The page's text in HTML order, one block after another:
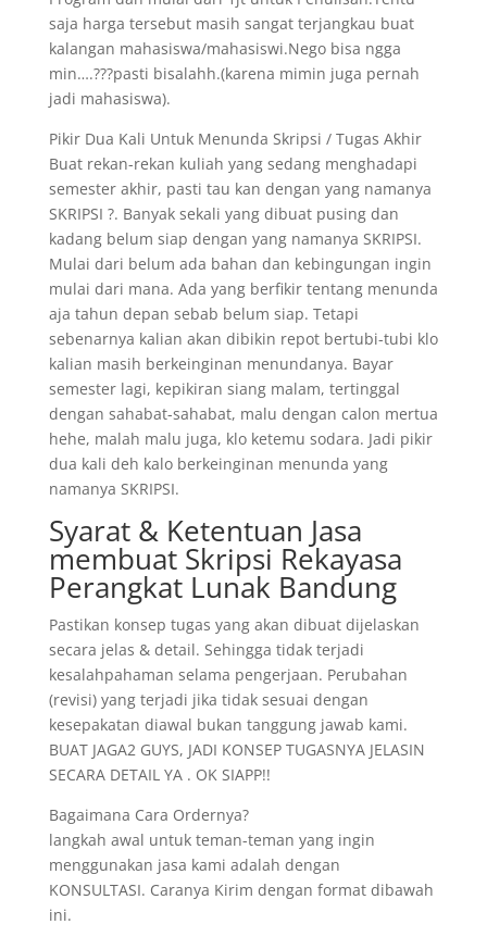
saja harga tersebut masih sangat terjangkau buat
kalangan mahasiswa/mahasiswi.Nego bisa ngga
min….???pasti bisalahh.(karena mimin juga pernah
jadi mahasiswa).
Pikir Dua Kali Untuk Menunda Skripsi / Tugas Akhir
Buat rekan-rekan kuliah yang sedang menghadapi
semester akhir, pasti tau kan dengan yang namanya
SKRIPSI ?. Banyak sekali yang dibuat pusing dan
kadang belum siap dengan yang namanya SKRIPSI.
Mulai dari belum ada bahan dan kebingungan ingin
mulai dari mana. Ada yang berfikir tentang menunda
aja tahun depan sebab belum siap. Tetapi
sebenarnya kalian akan dibikin repot bertubi-tubi klo
kalian masih berkeinginan menundanya. Bayar
semester lagi, kepikiran siang malam, tertinggal
dengan sahabat-sahabat, malu dengan calon mertua
hehe, malah malu juga, klo ketemu sodara. Jadi pikir
dua kali deh kalo berkeinginan menunda yang
namanya SKRIPSI.
Syarat & Ketentuan Jasa
membuat Skripsi Rekayasa
Perangkat Lunak Bandung
Pastikan konsep tugas yang akan dibuat dijelaskan
secara jelas & detail. Sehingga tidak terjadi
kesalahpahaman selama pengerjaan. Perubahan
(revisi) yang terjadi jika tidak sesuai dengan
kesepakatan diawal bukan tanggung jawab kami.
BUAT JAGA2 GUYS, JADI KONSEP TUGASNYA JELASIN
SECARA DETAIL YA . OK SIAPP!!
Bagaimana Cara Ordernya?
langkah awal untuk teman-teman yang ingin
menggunakan jasa kami adalah dengan
KONSULTASI. Caranya Kirim dengan format dibawah
ini.